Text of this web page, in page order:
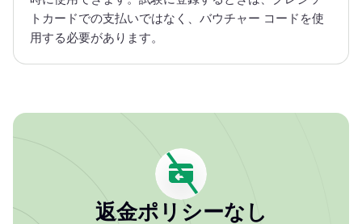
トカードでの支払いではなく、バウチャー コードを使
用する必要があります。
返金ポリシーなし